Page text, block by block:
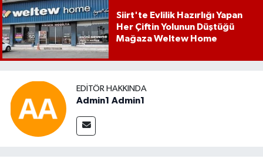
Siirt'te Evlilik Hazırlığı Yapan
Her Çiftin Yolunun Düştüğü
Mağaza Weltew Home
EDITÖR HAKKINDA
Admin1 Admin1